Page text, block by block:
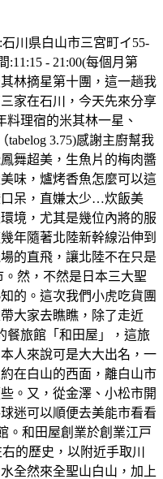
石川県白山市三宮町イ55-
:11:15 - 21:00(每個月第
林摘星第十團，這一趟我
家在石川，今天先來分享
料理宿的米其林一星、
tabelog 3.75)感謝主廚幫我
舞超美，生魚片的梅肉醬
味，爐烤香魚怎麼可以這
呆，直嫌太少…炊飯美
境，尤其是幾位內將的服
年隨著北陸新幹線沿伸到
的直飛，讓北陸不在只是
然，不然是日本三大聖
的。這次我們小虎吃貨團
大家去瞧瞧，除了走近
餐旅館「和田屋」，這旅
人來說可是大大出名，一
在白山的西面，離白山市
。又，從金澤、小松市開
迷可以順便去美能市看看
。和田屋創業於創業江戸
的歷史，以附近手取川
全然來全聖山白山，加上